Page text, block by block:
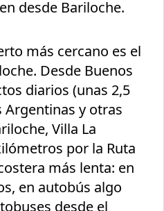
desde Bariloche.
más cercano es el
Desde Buenos
diarios (unas 2,5
Argentinas y otras
Villa La
por la Ruta
más lenta: en
en autobús algo
desde el